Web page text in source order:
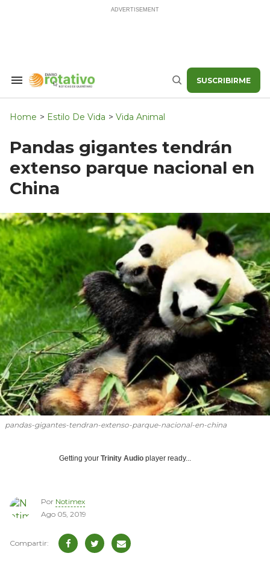
Search
Navigation
Buscar SUSCRIBIRME
Home > Estilo De Vida > Vida Animal
Pandas gigantes tendrán
extenso parque nacional en
China
pandas-gigantes-tendran-extenso-parque-nacional-en-china
Getting your Trinity Audio player ready...
Por Notimex
Ago 05, 2019